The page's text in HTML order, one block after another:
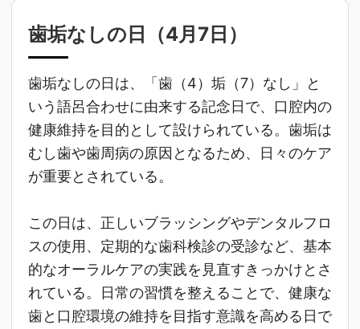
歯垢なしの日（4月7日 ）
歯垢なしの日は、「歯（4）垢（7）なし」と
いう語呂合わせに由来する記念日で、口腔内の
健康維持を目的として設けられている。歯垢は
むし歯や歯周病の原因となるため、日々のケア
が重要とされている。
この日は、正しいブラッシングやデンタルフロ
スの使用、定期的な歯科検診の受診など、基本
的なオーラルケアの実践を見直すきっかけとさ
れている。日常の習慣を整えることで、健康な
歯と口腔環境の維持を目指す意識を高める日で